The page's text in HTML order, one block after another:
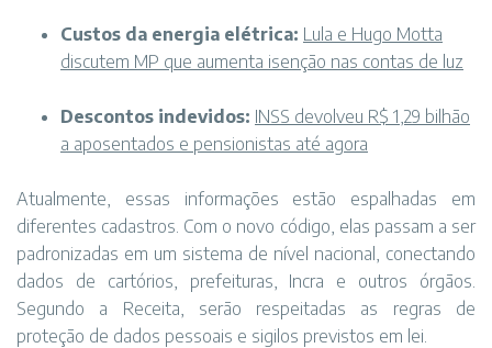
Custos da energia elétrica: Lula e Hugo Motta
discutem MP que aumenta isenção nas contas de luz
Descontos indevidos: INSS devolveu R$ 1,29 bilhão
a aposentados e pensionistas até agora
Atualmente, essas informações estão espalhadas em
diferentes cadastros. Com o novo código, elas passam a ser
padronizadas em um sistema de nível nacional, conectando
dados de cartórios, prefeituras, Incra e outros órgãos.
Segundo a Receita, serão respeitadas as regras de
proteção de dados pessoais e sigilos previstos em lei.